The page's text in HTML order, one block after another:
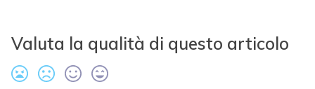
Valuta la qualità di questo articolo